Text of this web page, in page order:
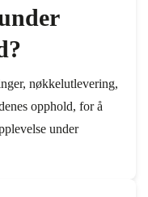
nøkkelutlevering,
opphold, for å
under